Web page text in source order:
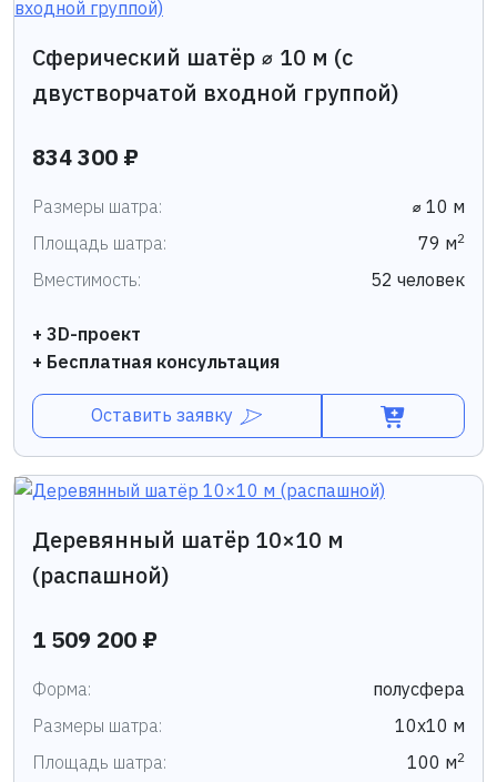
Сферический шатёр ⌀ 10 м (c
двустворчатой входной группой)
834 300 ₽
Размеры шатра:
⌀ 10 м
Площадь шатра:
79 м2
Вместимость: 52 человек
+ 3D-проект
+ Бесплатная консультация
Оставить заявку
Деревянный шатёр 10×10 м
(распашной)
1 509 200 ₽
Форма:
полусфера
Размеры шатра:
10х10 м
Площадь шатра:
100 м2